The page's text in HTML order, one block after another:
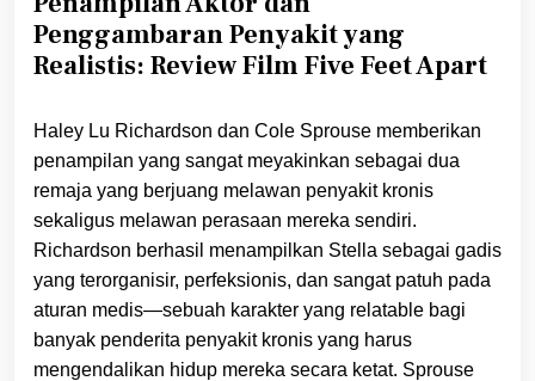
Penggambaran Penyakit yang
Realistis: Review Film Five Feet Apart
Haley Lu Richardson dan Cole Sprouse memberikan
penampilan yang sangat meyakinkan sebagai dua
remaja yang berjuang melawan penyakit kronis
sekaligus melawan perasaan mereka sendiri.
Richardson berhasil menampilkan Stella sebagai gadis
yang terorganisir, perfeksionis, dan sangat patuh pada
aturan medis—sebuah karakter yang relatable bagi
banyak penderita penyakit kronis yang harus
mengendalikan hidup mereka secara ketat. Sprouse